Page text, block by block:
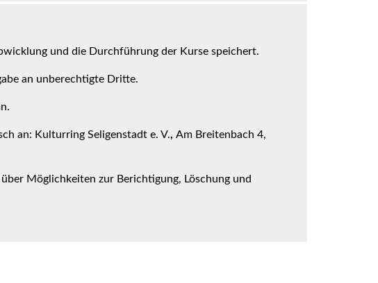
und die Durchführung der Kurse speichert.
an unberechtigte Dritte.
an: Kulturring Seligenstadt e. V., Am Breitenbach 4,
Möglichkeiten zur Berichtigung, Löschung und